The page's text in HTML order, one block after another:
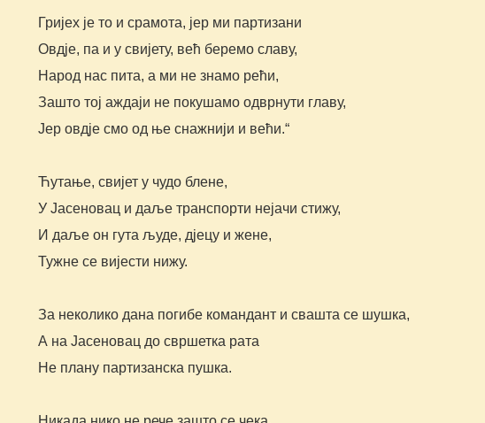
Гријех је то и срамота, јер ми партизани
Овдје, па и у свијету, већ беремо славу,
Народ нас пита, а ми не знамо рећи,
Зашто тој аждаји не покушамо одврнути главу,
Јер овдје смо од ње снажнији и већи.“
Ћутање, свијет у чудо блене,
У Јасеновац и даље транспорти нејачи стижу,
И даље он гута људе, дјецу и жене,
Тужне се вијести нижу.
За неколико дана погибе командант и свашта се шушка,
А на Јасеновац до свршетка рата
Не плану партизанска пушка.